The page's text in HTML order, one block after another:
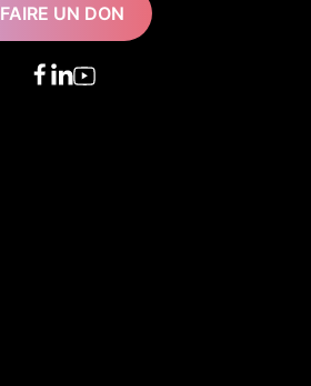
FAIRE UN DON